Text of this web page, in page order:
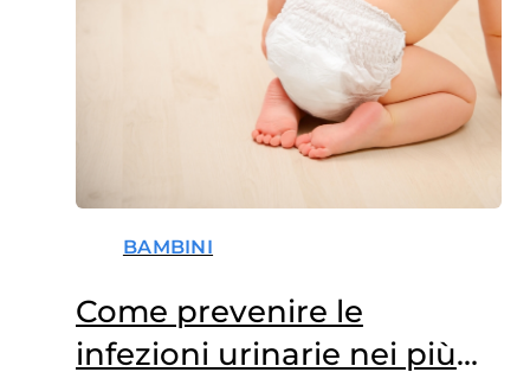
BAMBINI
Come prevenire le
infezioni urinarie nei più